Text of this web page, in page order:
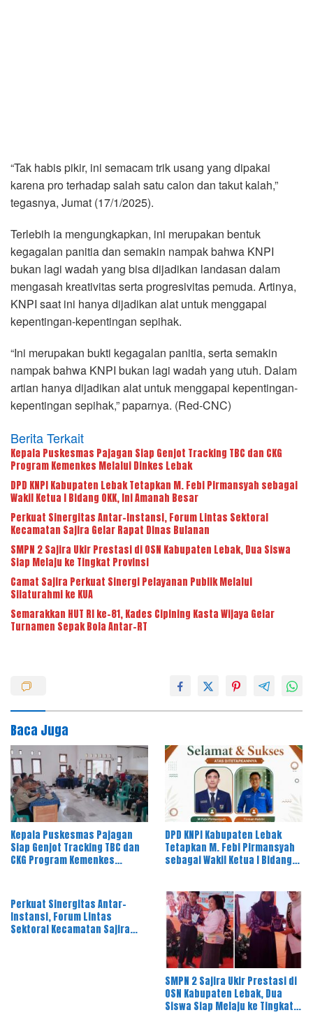
“Tak habis pikir, ini semacam trik usang yang dipakai
karena pro terhadap salah satu calon dan takut kalah,”
tegasnya, Jumat (17/1/2025).
Terlebih ia mengungkapkan, ini merupakan bentuk
kegagalan panitia dan semakin nampak bahwa KNPI
bukan lagi wadah yang bisa dijadikan landasan dalam
mengasah kreativitas serta progresivitas pemuda. Artinya,
KNPI saat ini hanya dijadikan alat untuk menggapai
kepentingan-kepentingan sepihak.
“Ini merupakan bukti kegagalan panitia, serta semakin
nampak bahwa KNPI bukan lagi wadah yang utuh. Dalam
artian hanya dijadikan alat untuk menggapai kepentingan-
kepentingan sepihak,” paparnya. (Red-CNC)
Berita Terkait
Kepala Puskesmas Pajagan Siap Genjot Tracking TBC dan CKG
Program Kemenkes Melalui Dinkes Lebak
DPD KNPI Kabupaten Lebak Tetapkan M. Febi Pirmansyah sebagai
Wakil Ketua I Bidang OKK, Ini Amanah Besar
Perkuat Sinergitas Antar-Instansi, Forum Lintas Sektoral
Kecamatan Sajira Gelar Rapat Dinas Bulanan
SMPN 2 Sajira Ukir Prestasi di OSN Kabupaten Lebak, Dua Siswa
Siap Melaju ke Tingkat Provinsi
Camat Sajira Perkuat Sinergi Pelayanan Publik Melalui
Silaturahmi ke KUA
Semarakkan HUT RI ke-81, Kades Cipining Kasta Wijaya Gelar
Turnamen Sepak Bola Antar-RT
Baca Juga
Kepala Puskesmas Pajagan
Siap Genjot Tracking TBC dan
CKG Program Kemenkes
DPD KNPI Kabupaten Lebak
Tetapkan M. Febi Pirmansyah
sebagai Wakil Ketua I Bidang
Perkuat Sinergitas Antar-
Instansi, Forum Lintas
Sektoral Kecamatan Sajira
SMPN 2 Sajira Ukir Prestasi di
OSN Kabupaten Lebak, Dua
Siswa Siap Melaju ke Tingkat